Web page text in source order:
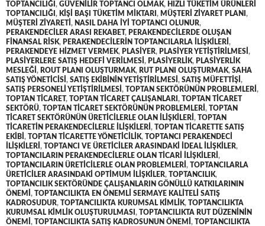
TOPTANCILIĞI , GÜVENILIR TOPTANCI OLMAK, HIZLI TÜKETIM ÜRÜNLERI
TOPTANCILIĞI , KIŞI BAŞI TÜKETIM MIKTARI , MÜŞTERI ZIYARET PLANI ,
MÜŞTERI ZIYARETI , NASIL DAHA IYI TOPTANCI OLUNUR,
PERAKENDECILER ARASI REKABET, PERAKENDECILERDE OLUŞAN
FINANSAL RISK, PERAKENDECILERIN TOPTANCILARLA ILIŞKILERI ,
PERAKENDEYE HIZMET VERMEK, PLASIYER, PLASIYER YETIŞTIRILMESI ,
PLASIYERLERE SATIŞ HEDEFI VERILMESI , PLASIYERLIK, PLASIYERLIK
MESLEĞI , ROUT PLANI OLUŞTURMAK, RUT PLANI OLUŞTURMAK, SAHA
SATIŞ YÖNETICISI , SATIŞ EKIBININ YETIŞTIRILMESI , SATIŞ MÜFETTIŞI ,
SATIŞ PERSONELI YETIŞTIRILMESI , TOPTAN SEKTÖRÜNÜN PROBLEMLERI ,
TOPTAN TICARET, TOPTAN TICARET ÇALIŞANLARI , TOPTAN TICARET
SEKTÖRÜ, TOPTAN TICARET SEKTÖRÜNÜN PROBLEMLERI , TOPTAN
TICARET SEKTÖRÜNÜN ÜRETICILERLE OLAN ILIŞKILERI , TOPTAN
TICARETIN PERAKENDECILERLE ILIŞKILERI , TOPTAN TICARETTE SATIŞ
EKIBI , TOPTAN TICARETTE YÖNETICILIK, TOPTANCI PERAKENDECI
ILIŞKILERI , TOPTANCI VE ÜRETICILER ARASINDAKI IDEAL ILIŞKILER,
TOPTANCILARIN PERAKENDECILERLE OLAN TICARI ILIŞKILERI ,
TOPTANCILARIN ÜRETICILERLE OLAN PROBLEMLERI , TOPTANCILARLA
ÜRETICILER ARASINDAKI OPTIMUM ILIŞKILER, TOPTANCILIK,
TOPTANCILIK SEKTÖRÜNDE ÇALIŞANLARIN GÖNÜLLÜ KATKILARININ
ÖNEMI , TOPTANCILIKTA EN ÖNEMLI SERMAYE KALITELI SATIŞ
KADROSUDUR, TOPTANCILIKTA KURUMSAL KIMLIK, TOPTANCILIKTA
KURUMSAL KIMLIK OLUŞTURULMASI , TOPTANCILIKTA RUT DÜZENININ
ÖNEMI , TOPTANCILIKTA SATIŞ KADROSUNUN ÖNEMI , TOPTANCILIKTA